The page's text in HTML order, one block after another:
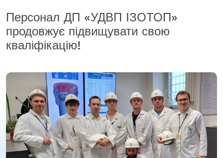
Персонал ДП «УДВП ІЗОТОП»
продовжує підвищувати свою
кваліфікацію!